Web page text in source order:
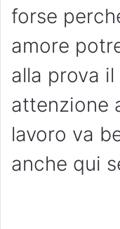
forse
amore
alla prova
attenzione
lavoro va
anche qui